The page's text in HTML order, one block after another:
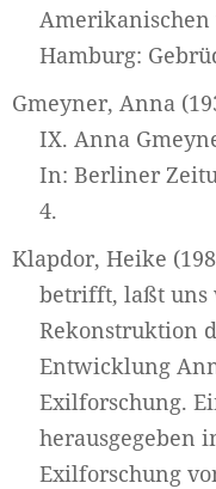
Amerikanischen
Hamburg:
Gmeyner, Anna
IX. Anna
In: Berliner
4.
Klapdor, Heike
betrifft, laßt uns
Rekonstruktion
Entwicklung
Exilforschung.
herausgegeben
Exilforschung